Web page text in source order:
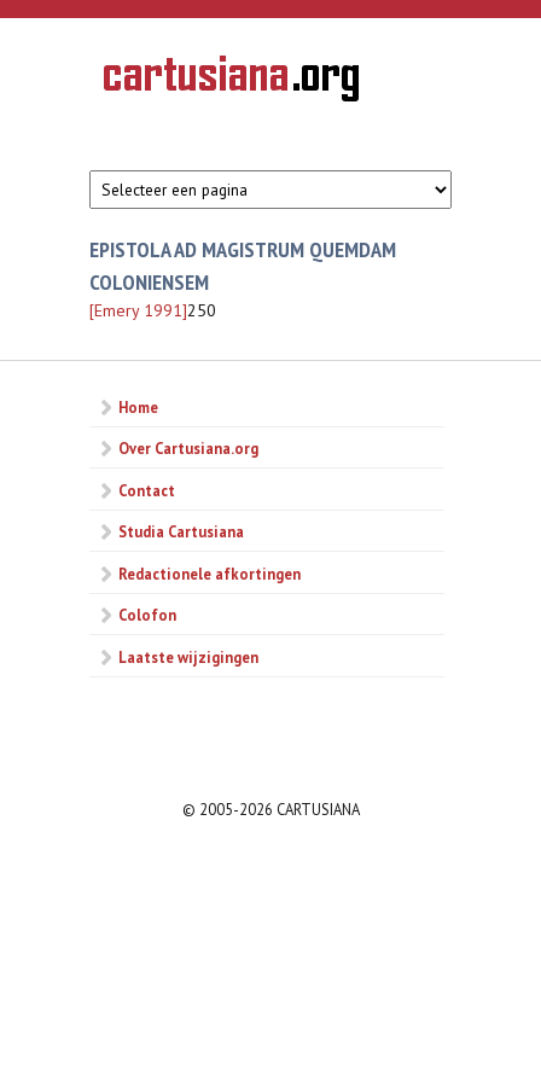
Overslaan en naar de inhoud gaan
CARTUSIANA
Geschiedenis
van de
EPISTOLA AD MAGISTRUM QUEMDAM
COLONIENSEM
[Emery 1991]250
Home
Over Cartusiana.org
Contact
Studia Cartusiana
Redactionele afkortingen
Colofon
Laatste wijzigingen
© 2005-2026 CARTUSIANA